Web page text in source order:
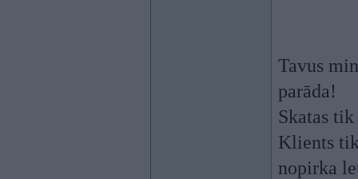
Tavus
parāda!
Skatas
Klients
nopirka